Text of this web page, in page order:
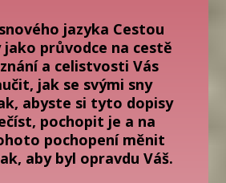
jazyka Cestou
jako průvodce na cestě
a celistvosti Vás
jak se svými sny
abyste si tyto dopisy
pochopit je a na
pochopení měnit
aby byl opravdu Váš.